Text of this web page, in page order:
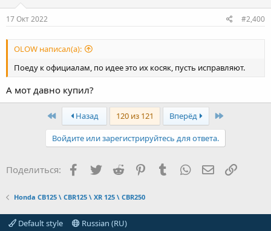
17 Окт 2022 #2,400
OLOW написал(а):
Поеду к официалам, по идее это их косяк, пусть исправляют.
А мот давно купил?
First Назад 120 из 121 Вперёд Last
Войдите или зарегистрируйтесь для ответа.
Поделиться: Facebook
TwitterReddit PinterestTumblr WhatsApp Ссылка
Honda CB125 \ CBR125 \ XR 125 \ CBR250
Default style Russian (RU)